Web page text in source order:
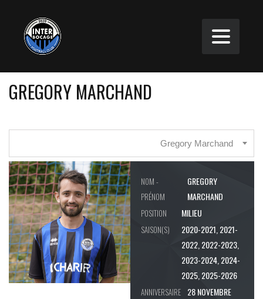
GREGORY MARCHAND
Gregory Marchand
NOM -
PRÉNOM
GREGORY
MARCHAND
POSITION MILIEU
SAISON(S)
2020-2021, 2021-
2022, 2022-2023,
2023-2024, 2024-
2025, 2025-2026
ANNIVERSAIRE
28 NOVEMBRE